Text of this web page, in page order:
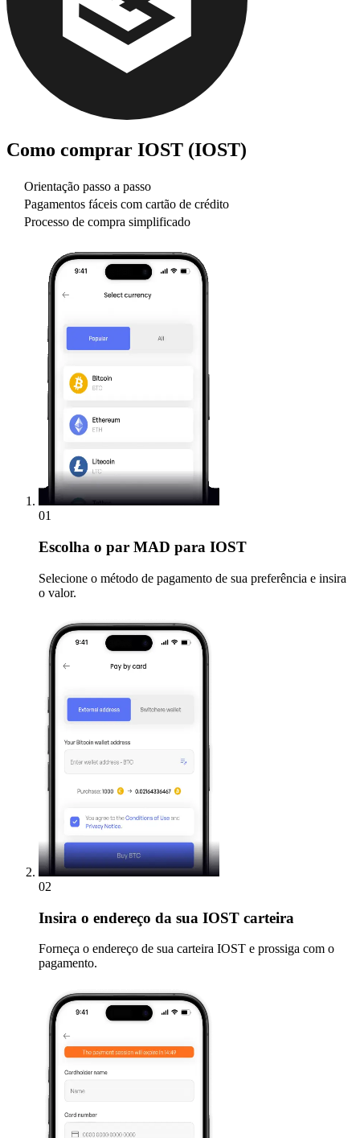
Como comprar IOST (IOST)
Orientação passo a passo
Pagamentos fáceis com cartão de crédito
Processo de compra simplificado
01
Escolha o par MAD para IOST
Selecione o método de pagamento de sua preferência e insira
o valor.
02
Insira o endereço da sua IOST carteira
Forneça o endereço de sua carteira IOST e prossiga com o
pagamento.